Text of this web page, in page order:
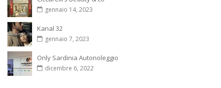
gennaio 14, 2023
Kanal 32
gennaio 7, 2023
Only Sardinia Autonoleggio
dicembre 6, 2022